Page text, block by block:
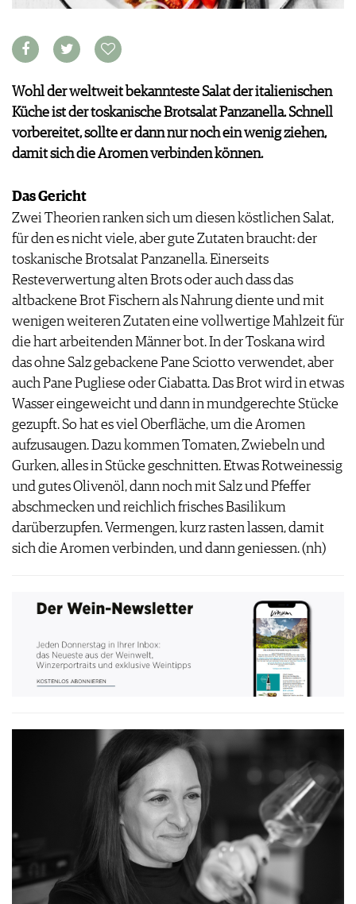
KLARTEXT
EXTRAS
AUSGABE
ARCHIV
VORTEILSWELT
VIDEOS
BILDSTRECKEN
WEINWIRTSCHAFT
PORTRAITS
VINOPHILES
ARCHIV
WEINSUCHE
NEWSLETTER
WINE TRADE CLUB
REDAKTION
JOBS
WERBUNG
PRESSE
IMPRESSUM
AGB & DATENSCHUTZ
FAQ
Wohl der weltweit bekannteste Salat der italienischen
Küche ist der toskanische Brotsalat Panzanella. Schnell
vorbereitet, sollte er dann nur noch ein wenig ziehen,
damit sich die Aromen verbinden können.
Das Gericht
Zwei Theorien ranken sich um diesen köstlichen Salat,
für den es nicht viele, aber gute Zutaten braucht: der
toskanische Brotsalat Panzanella. Einerseits
Resteverwertung alten Brots oder auch dass das
altbackene Brot Fischern als Nahrung diente und mit
wenigen weiteren Zutaten eine vollwertige Mahlzeit für
die hart arbeitenden Männer bot. In der Toskana wird
das ohne Salz gebackene Pane Sciotto verwendet, aber
auch Pane Pugliese oder Ciabatta. Das Brot wird in etwas
Wasser eingeweicht und dann in mundgerechte Stücke
gezupft. So hat es viel Oberfläche, um die Aromen
aufzusaugen. Dazu kommen Tomaten, Zwiebeln und
Gurken, alles in Stücke geschnitten. Etwas Rotweinessig
und gutes Olivenöl, dann noch mit Salz und Pfeffer
abschmecken und reichlich frisches Basilikum
darüberzupfen. Vermengen, kurz rasten lassen, damit
sich die Aromen verbinden, und dann geniessen. (nh)